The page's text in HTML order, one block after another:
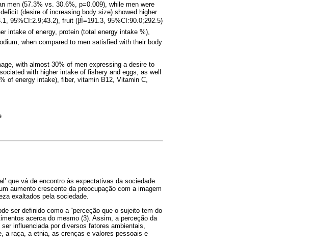
men (57.3% vs. 30.6%, p=0.009), while men were
(desire of increasing body size) showed higher
95%CI:2.9;43.2), fruit (βÌ=191.3, 95%CI:90.0;292.5)
intake of energy, protein (total energy intake %),
when compared to men satisfied with their body
with almost 30% of men expressing a desire to
with higher intake of fishery and eggs, as well
of energy intake), fiber, vitamin B12, Vitamin C,
que vá de encontro às expectativas da sociedade
aumento crescente da preocupação com a imagem
exaltados pela sociedade.
ser definido como a “perceção que o sujeito tem do
acerca do mesmo (3). Assim, a perceção da
influenciada por diversos fatores ambientais,
a raça, a etnia, as crenças e valores pessoais e